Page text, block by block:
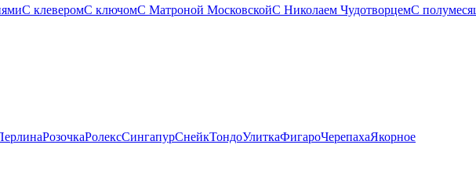
С клеверомС ключомС Матроной МосковскойС Николаем ЧудотворцемС
РозочкаРолексСингапурСнейкТондоУлиткаФигароЧерепахаЯкорное